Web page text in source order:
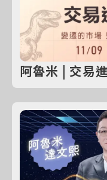
阿魯米 | 交易